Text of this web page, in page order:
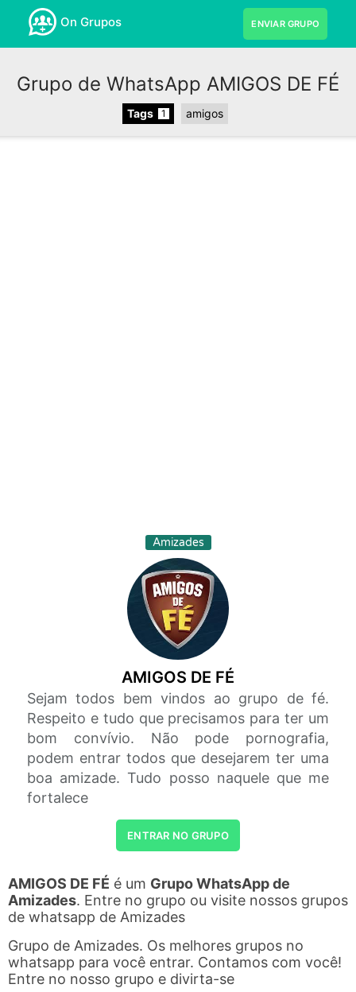
On Grupos ENVIAR GRUPO
Grupo de WhatsApp AMIGOS DE FÉ
Tags 1 amigos
Amizades
AMIGOS DE FÉ
Sejam todos bem vindos ao grupo de fé.
Respeito e tudo que precisamos para ter um
bom convívio. Não pode pornografia,
podem entrar todos que desejarem ter uma
boa amizade. Tudo posso naquele que me
fortalece
ENTRAR NO GRUPO
AMIGOS DE FÉ é um Grupo WhatsApp de
Amizades. Entre no grupo ou visite nossos grupos
de whatsapp de Amizades
Grupo de Amizades. Os melhores grupos no
whatsapp para você entrar. Contamos com você!
Entre no nosso grupo e divirta-se